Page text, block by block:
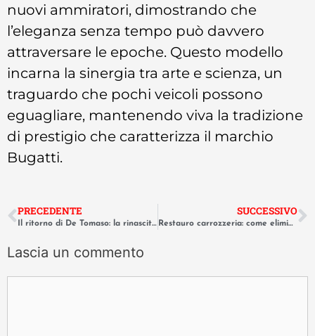
nuovi ammiratori, dimostrando che
l’eleganza senza tempo può davvero
attraversare le epoche. Questo modello
incarna la sinergia tra arte e scienza, un
traguardo che pochi veicoli possono
eguagliare, mantenendo viva la tradizione
di prestigio che caratterizza il marchio
Bugatti.
PRECEDENTE
Il ritorno di De Tomaso: la rinascita della P72 e il design anni ’60
SUCCESSIVO
Restauro carrozzeria: come eliminare la ruggine e proteggere il metallo
Lascia un commento